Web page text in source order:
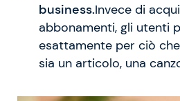
business.Invece di
abbonamenti, gli utenti
esattamente per ciò
sia un articolo, una